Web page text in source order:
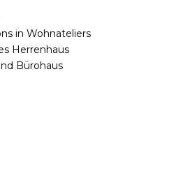
in Wohnateliers
Herrenhaus
Bürohaus